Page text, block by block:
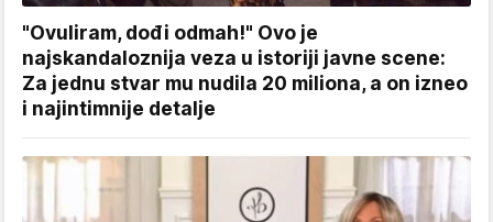
"Ovuliram, dođi odmah!" Ovo je
najskandaloznija veza u istoriji javne scene:
Za jednu stvar mu nudila 20 miliona, a on izneo
i najintimnije detalje